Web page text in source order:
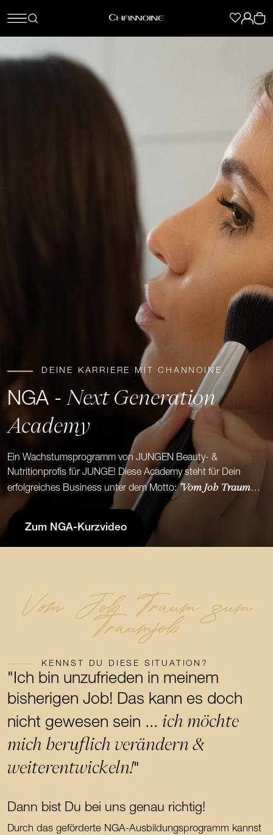
DEINE KARRIERE MIT CHANNOINE
NGA -Next Generation
Academy
Ein Wachstumsprogramm von JUNGEN Beauty- &
Nutritionprofis für JUNGE! Diese Academy steht für Dein
erfolgreiches Business unter dem Motto:"Vom Job Traum
zum Traumjob!"
Zum NGA-Kurzvideo
Vom Job Traum zum
Traumjob
KENNST DU DIESE SITUATION?
"Ich bin unzufrieden in meinem
bisherigen Job! Das kann es doch
nicht gewesen sein ...ich möchte
mich beruflich verändern &
weiterentwickeln!"
Dann bist Du bei uns genau richtig!
Durch das geförderte NGA-Ausbildungsprogramm kannst